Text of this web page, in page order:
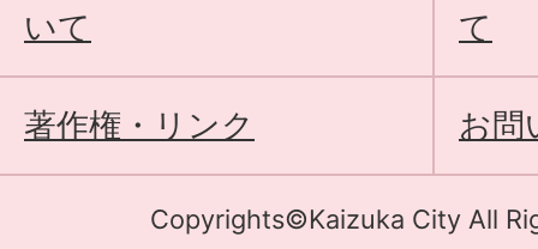
いて
て
著作権・リンク お問
Copyrights©Kaizuka City All